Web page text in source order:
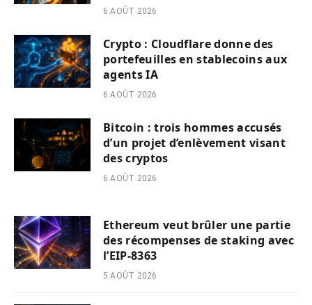
6 AOÛT 2026
Crypto : Cloudflare donne des
portefeuilles en stablecoins aux
agents IA
6 AOÛT 2026
Bitcoin : trois hommes accusés
d’un projet d’enlèvement visant
des cryptos
6 AOÛT 2026
Ethereum veut brûler une partie
des récompenses de staking avec
l’EIP-8363
5 AOÛT 2026